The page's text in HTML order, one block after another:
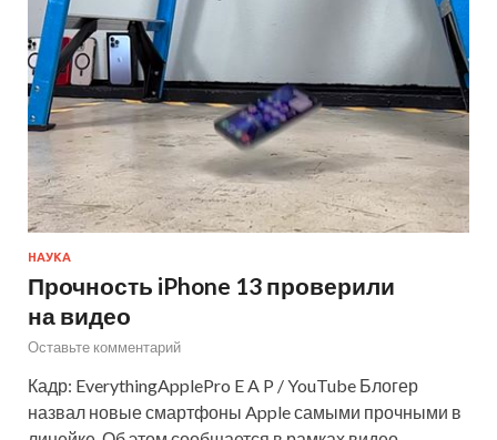
НАУКА
Прочность iPhone 13 проверили
на видео
Оставьте комментарий
Кадр: EverythingApplePro E A P / YouTube Блогер
назвал новые смартфоны Apple самыми прочными в